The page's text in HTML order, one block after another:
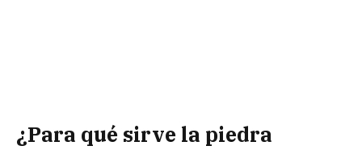
¿Para qué sirve la piedra